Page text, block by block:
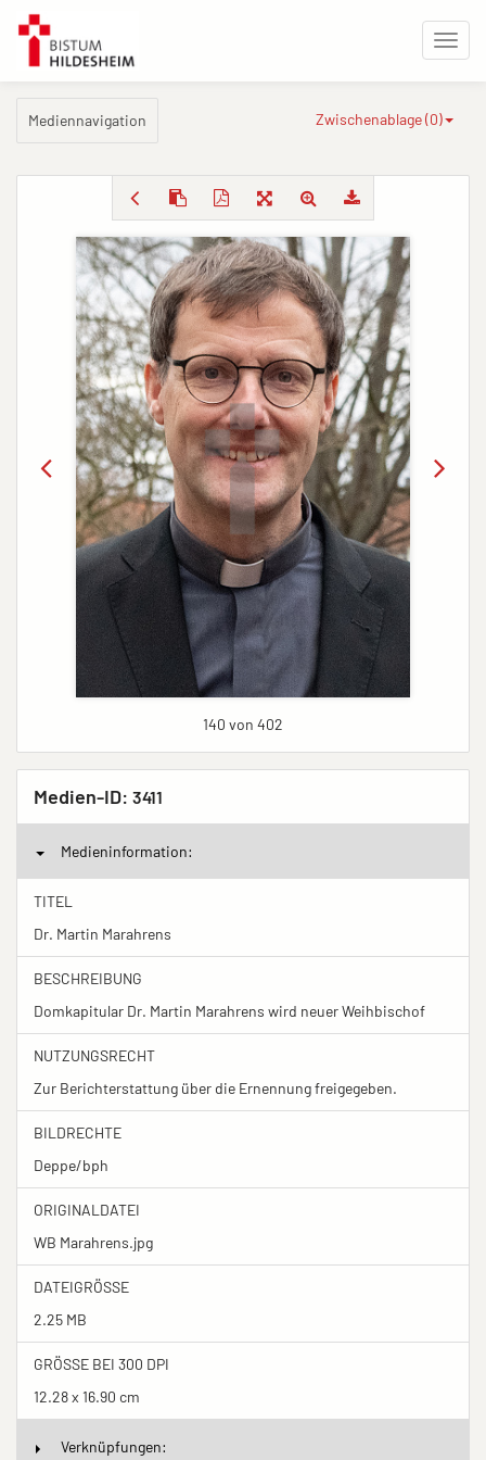
Mediennavigation Zwischenablage (0)
140 von 402
Medien-ID: 3411
Medieninformation:
TITEL
Dr. Martin Marahrens
BESCHREIBUNG
Domkapitular Dr. Martin Marahrens wird neuer Weihbischof
NUTZUNGSRECHT
Zur Berichterstattung über die Ernennung freigegeben.
BILDRECHTE
Deppe/bph
ORIGINALDATEI
WB Marahrens.jpg
DATEIGRÖSSE
2.25 MB
GRÖSSE BEI 300 DPI
12.28 x 16.90 cm
Verknüpfungen: